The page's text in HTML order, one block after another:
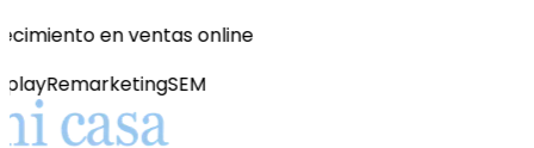
en ventas online
RemarketingSEM